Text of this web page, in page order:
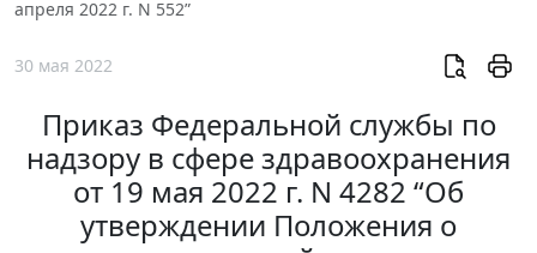
апреля 2022 г. N 552”
30 мая 2022
Приказ Федеральной службы по
надзору в сфере здравоохранения
от 19 мая 2022 г. N 4282 “Об
утверждении Положения о